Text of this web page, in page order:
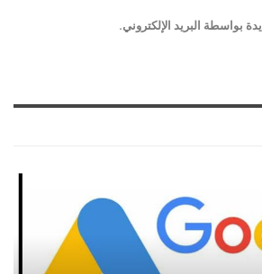
بواسطة البريد الإلكتروني.